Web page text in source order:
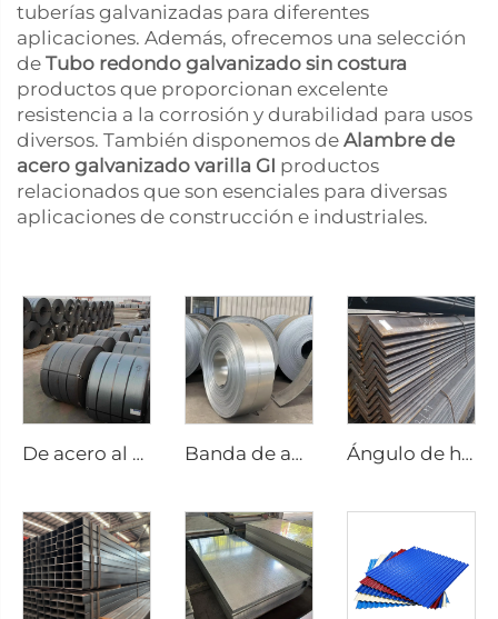
tuberías galvanizadas para diferentes
aplicaciones. Además, ofrecemos una selección
de Tubo redondo galvanizado sin costura
productos que proporcionan excelente
resistencia a la corrosión y durabilidad para usos
diversos. También disponemos de Alambre de
acero galvanizado varilla GI productos
relacionados que son esenciales para diversas
aplicaciones de construcción e industriales.
De acero al carbono laminado en caliente Banda de acero galvanizado Ángulo de hierro de acero al carbono equilátero